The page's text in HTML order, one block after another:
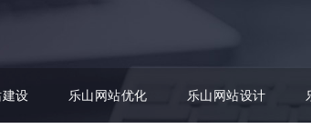
设 乐山网站优化 乐山网站设计